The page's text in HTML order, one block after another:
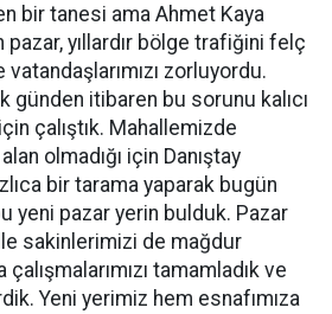
bir tanesi ama Ahmet Kaya
pazar, yıllardır bölge trafiğini felç
vatandaşlarımızı zorluyordu.
günden itibaren bu sorunu kalıcı
çalıştık. Mahallemizde
olmadığı için Danıştay
bir tarama yaparak bugün
bu yeni pazar yerin bulduk. Pazar
sakinlerimizi de mağdur
tamamladık ve
Yeni yerimiz hem esnafımıza